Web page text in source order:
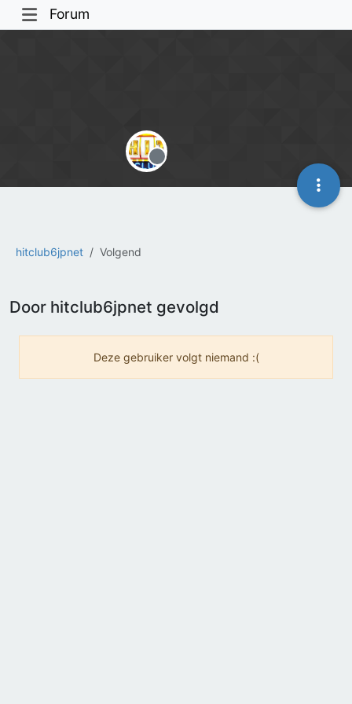
Forum
hitclub6jpnet Volgend
Offline
Door hitclub6jpnet gevolgd
Deze gebruiker volgt niemand :(